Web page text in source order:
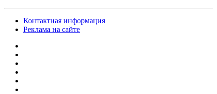
Контактная информация
Реклама на сайте